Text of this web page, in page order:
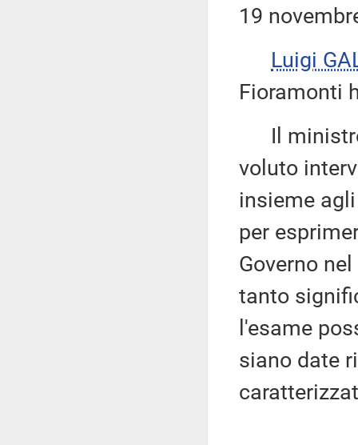
19
Luigi
Fioramonti
Il
voluto
insieme
per
Governo
tanto
l'esame
siano date